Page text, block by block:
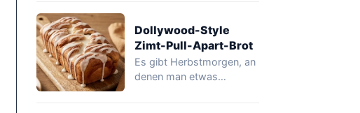
Dollywood-Style
Zimt-Pull-Apart-Brot
Es gibt Herbstmorgen, an
denen man etwas